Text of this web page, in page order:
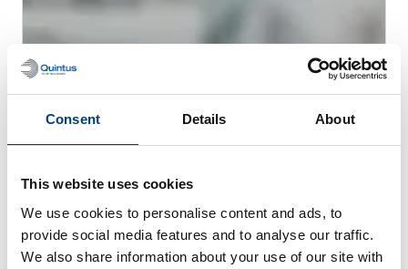
Consent Details About
This website uses cookies
We use cookies to personalise content and ads, to
provide social media features and to analyse our traffic.
We also share information about your use of our site with
网络研讨会
用于金属 AM 的热等静压工艺 (HIP)